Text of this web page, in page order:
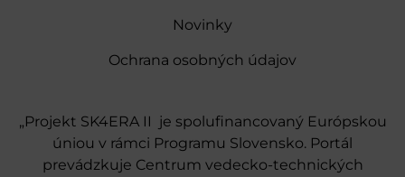
Novinky
Ochrana osobných údajov
„Projekt SK4ERA II je spolufinancovaný Európskou
úniou v rámci Programu Slovensko. Portál
prevádzkuje Centrum vedecko-technických